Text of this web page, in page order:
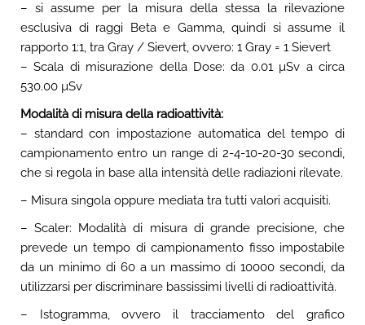
– si assume per la misura della stessa la rilevazione
esclusiva di raggi Beta e Gamma, quindi si assume il
rapporto 1:1, tra Gray / Sievert, ovvero: 1 Gray = 1 Sievert
– Scala di misurazione della Dose: da 0.01 µSv a circa
530.00 µSv
Modalità di misura della radioattività:
– standard con impostazione automatica del tempo di
campionamento entro un range di 2-4-10-20-30 secondi,
che si regola in base alla intensità delle radiazioni rilevate.
– Misura singola oppure mediata tra tutti valori acquisiti.
– Scaler: Modalità di misura di grande precisione, che
prevede un tempo di campionamento fisso impostabile
da un minimo di 60 a un massimo di 10000 secondi, da
utilizzarsi per discriminare bassissimi livelli di radioattività.
– Istogramma, ovvero il tracciamento del grafico